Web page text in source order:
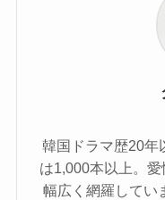
韓国ドラマ歴20年
は1,000本以上。
幅広く網羅してい